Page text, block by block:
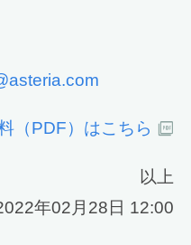
（PDF）はこちら
以上
年02月28日 12:00